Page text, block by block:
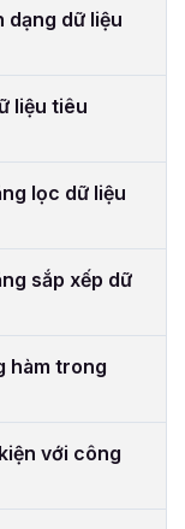
dạng dữ liệu
liệu tiêu
lọc dữ liệu
sắp xếp dữ
hàm trong
với công